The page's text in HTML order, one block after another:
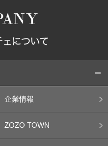
企業情報
ZOZO TOWN